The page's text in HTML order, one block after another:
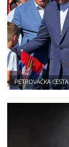
PETROVAČKA CESTA